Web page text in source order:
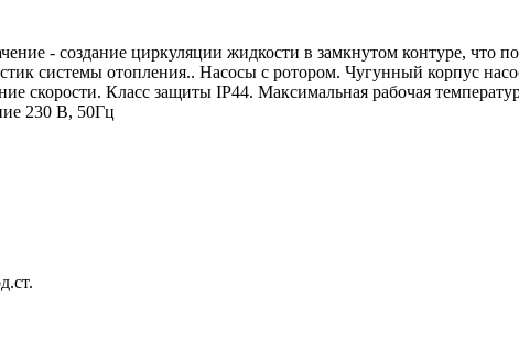
- создание циркуляции жидкости в замкнутом контуре, что
системы отопления.. Насосы с ротором. Чугунный корпус
скорости. Класс защиты IP44. Максимальная рабочая
230 В, 50Гц